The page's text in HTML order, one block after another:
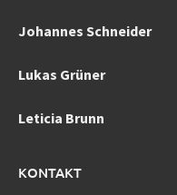
Johannes Schneider
Lukas Grüner
Leticia Brunn
KONTAKT